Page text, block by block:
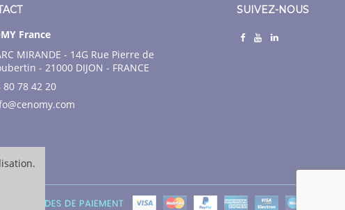
France
MIRANDE - 14G Rue Pierre de
- 21000 DIJON - FRANCE
80 78 42 20
SUIVEZ-NOUS